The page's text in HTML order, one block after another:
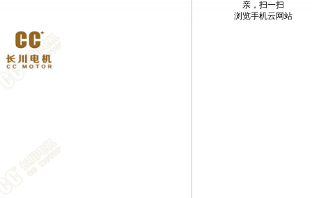
亲，扫一扫
浏览手机云网站